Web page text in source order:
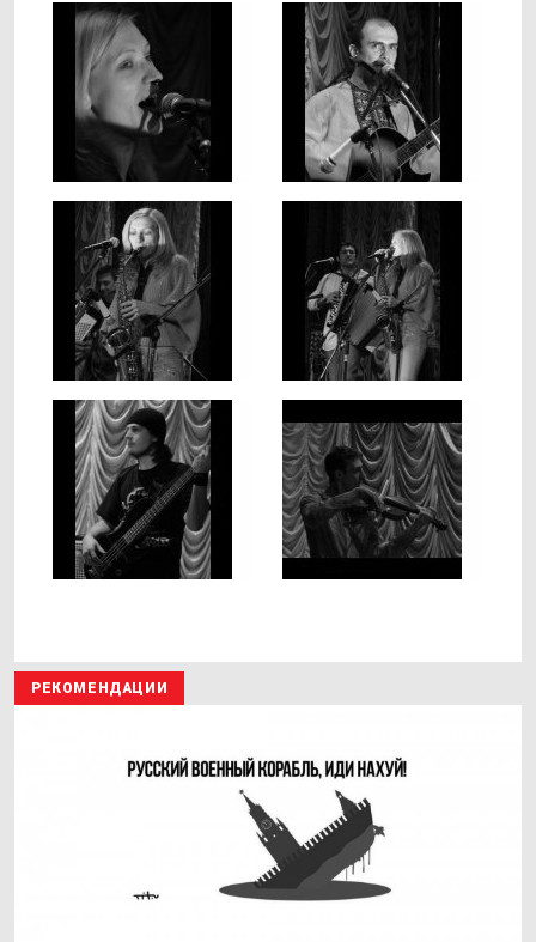
РЕКОМЕНДАЦИИ